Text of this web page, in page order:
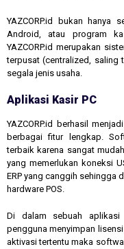
YAZCORP.id bukan
Android, atau program
YAZCORP.id merupakan
terpusat (centralized, saling
segala jenis usaha.
Aplikasi Kasir PC
YAZCORP.id berhasil
berbagai fitur lengkap.
terbaik karena sangat
yang memerlukan koneksi
ERP yang canggih sehingga
hardware POS.
Di dalam sebuah aplikasi
pengguna menyimpan
aktivasi tertentu maka